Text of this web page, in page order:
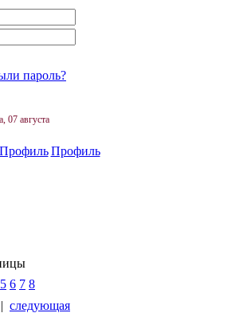
пароль?
07 августа
Профиль
5 6 7 8
| следующая